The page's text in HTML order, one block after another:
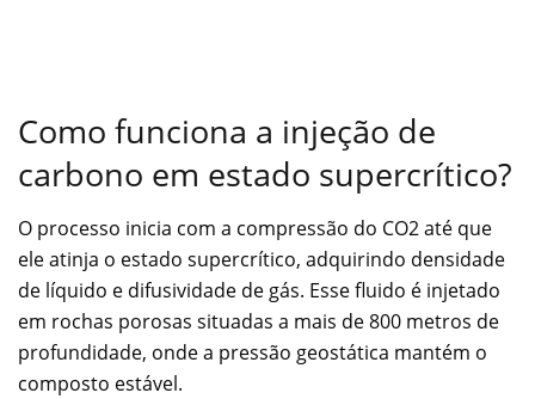
Como funciona a injeção de
carbono em estado supercrítico?
O processo inicia com a compressão do CO2 até que
ele atinja o estado supercrítico, adquirindo densidade
de líquido e difusividade de gás. Esse fluido é injetado
em rochas porosas situadas a mais de 800 metros de
profundidade, onde a pressão geostática mantém o
composto estável.